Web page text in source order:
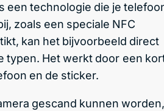
een technologie die je
zoals een speciale NFC
kan het bijvoorbeeld direct
typen. Het werkt door een
en de sticker.
gescand kunnen worden,